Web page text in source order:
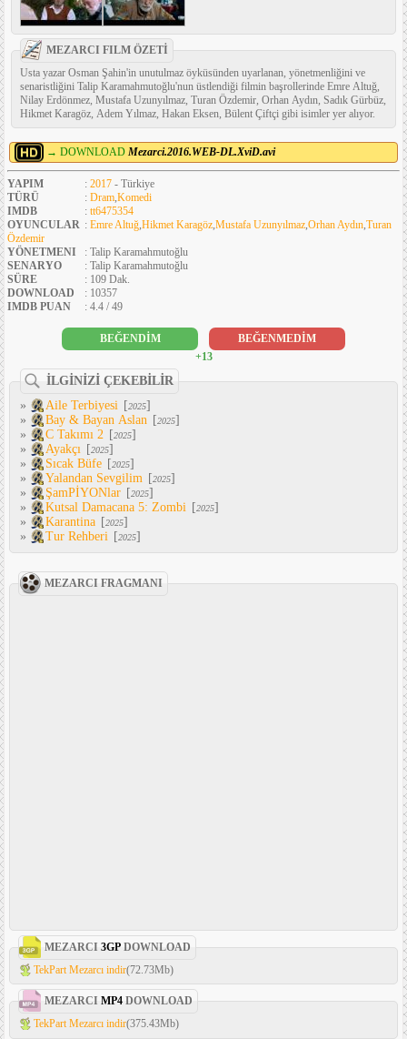
MEZARCI FILM ÖZETİ
Usta yazar Osman Şahin'in unutulmaz öyküsünden uyarlanan, yönetmenliğini ve
senaristliğini Talip Karamahmutoğlu'nun üstlendiği filmin başrollerinde Emre Altuğ,
Nilay Erdönmez, Mustafa Uzunyılmaz, Turan Özdemir, Orhan Aydın, Sadık Gürbüz,
Hikmet Karagöz, Adem Yılmaz, Hakan Eksen, Bülent Çiftçi gibi isimler yer alıyor.
→ DOWNLOAD Mezarci.2016.WEB-DL.XviD.avi
YAPIM : 2017 - Türkiye
TÜRÜ
: Dram,Komedi
IMDB
: tt6475354
OYUNCULAR : Emre Altuğ,Hikmet Karagöz,Mustafa Uzunyılmaz,Orhan Aydın,Turan
Özdemir
YÖNETMENI
: Talip Karamahmutoğlu
SENARYO
: Talip Karamahmutoğlu
SÜRE
: 109 Dak.
DOWNLOAD
: 10357
IMDB PUAN
: 4.4 / 49
BEĞENDİM
BEĞENMEDİM
+13
İLGİNİZİ ÇEKEBİLİR
»
Aile Terbiyesi [2025]
»
Bay & Bayan Aslan [2025]
»
C Takımı 2 [2025]
»
Ayakçı [2025]
»
Sıcak Büfe [2025]
»
Yalandan Sevgilim [2025]
»
ŞamPİYONlar [2025]
»
Kutsal Damacana 5: Zombi [2025]
»
Karantina [2025]
»
Tur Rehberi [2025]
MEZARCI FRAGMANI
MEZARCI 3GP DOWNLOAD
TekPart Mezarcı indir(72.73Mb)
MEZARCI MP4 DOWNLOAD
TekPart Mezarcı indir(375.43Mb)